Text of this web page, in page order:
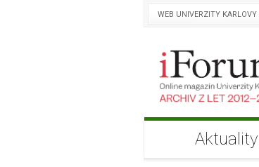
Aktuality
WEB UNIVERZITY KARLOVY